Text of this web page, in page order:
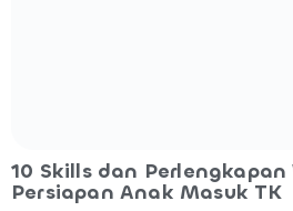
10 Skills dan
Persiapan Anak Masuk TK